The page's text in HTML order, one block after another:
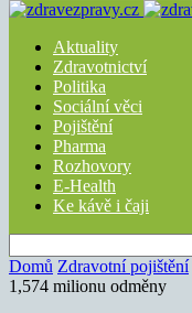
Aktuality
Zdravotnictví
Politika
Sociální věci
Pojištění
Pharma
Rozhovory
E-Health
Ke kávě i čaji
Domů Zdravotní pojištění
1,574 milionu odměny